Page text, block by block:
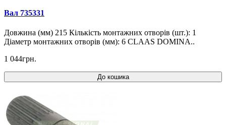
Вал 735331
Довжина (мм) 215 Кількість монтажних отворів (шт.): 1
Діаметр монтажних отворів (мм): 6 CLAAS DOMINA..
1 044грн.
До кошика